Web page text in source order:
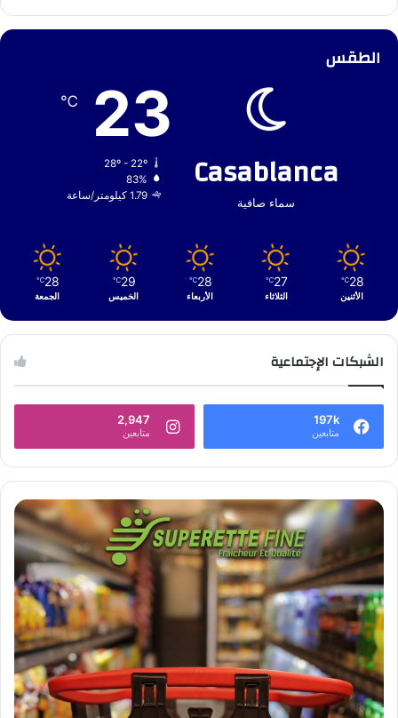
الطقس
Casablanca
سماء صافية
23
℃
28º - 22º
83%
1.79 كيلومتر/ساعة
28
℃
الأثنين
27
℃
الثلاثاء
28
℃
الأربعاء
29
℃
الخميس
28
℃
الجمعة
الشبكات الإجتماعية
197k
متابعين
2,947
متابعين